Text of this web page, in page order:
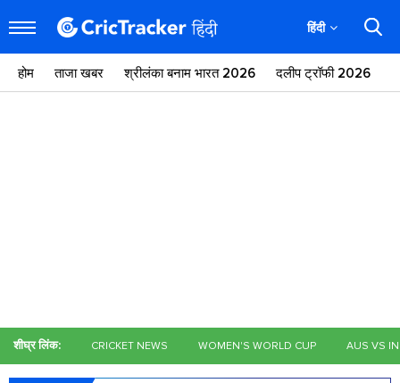
हिंदी
होम ताजा खबर श्रीलंका बनाम भारत 2026 दलीप ट्रॉफी 2026
शीघ्र लिंक: CRICKET NEWS WOMEN'S WORLD CUP AUS VS